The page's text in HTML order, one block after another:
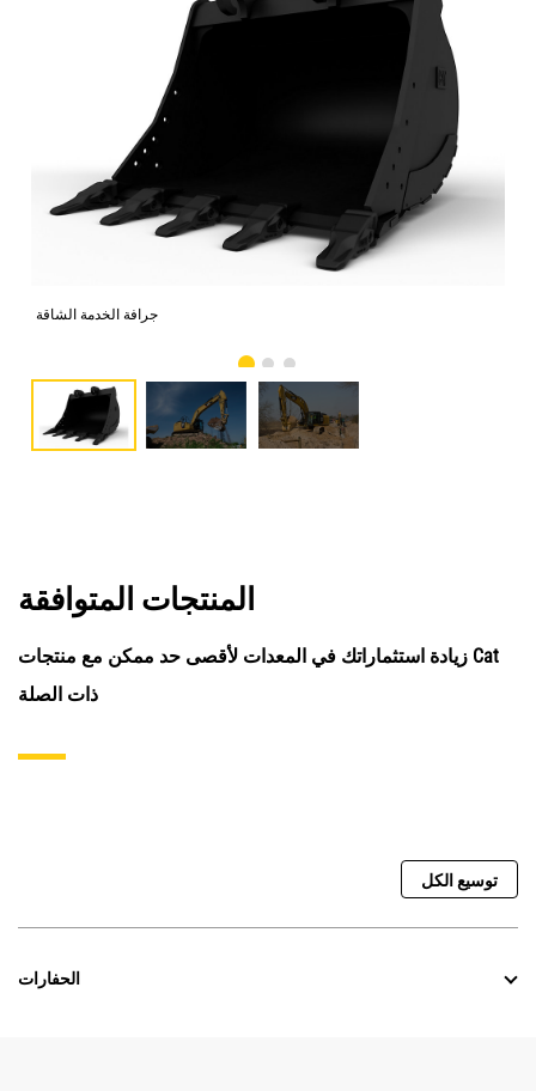
جرافة الخدمة الشاقة
المنتجات المتوافقة
زيادة استثماراتك في المعدات لأقصى حد ممكن مع منتجات Cat
ذات الصلة
توسيع الكل
الحفارات